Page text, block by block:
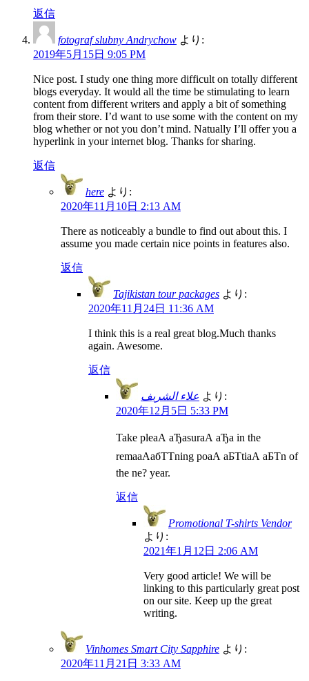
返信
fotograf slubny Andrychow より:
2019年5月15日 9:05 PM
Nice post. I study one thing more difficult on totally different
blogs everyday. It would all the time be stimulating to learn
content from different writers and apply a bit of something
from their store. I’d want to use some with the content on my
blog whether or not you don’t mind. Natually I’ll offer you a
hyperlink in your internet blog. Thanks for sharing.
返信
here より:
2020年11月10日 2:13 AM
There as noticeably a bundle to find out about this. I
assume you made certain nice points in features also.
返信
Tajikistan tour packages より:
2020年11月24日 11:36 AM
I think this is a real great blog.Much thanks
again. Awesome.
返信
علاء الشريف より:
2020年12月5日 5:33 PM
Take pleаА аЂаsurаА аЂа in the
remaаАабТТning poаА аБТtiаА аБТn of
the ne? year.
返信
Promotional T-shirts Vendor
より:
2021年1月12日 2:06 AM
Very good article! We will be
linking to this particularly great post
on our site. Keep up the great
writing.
Vinhomes Smart City Sapphire より:
2020年11月21日 3:33 AM